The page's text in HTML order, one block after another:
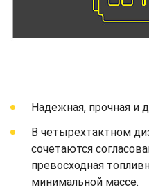
Надежная, прочная и
В четырехтактном
сочетаются
превосходная
минимальной массе.